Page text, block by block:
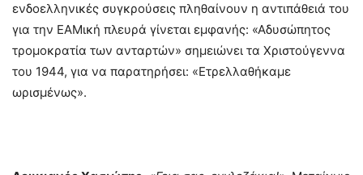
ενδοελληνικές συγκρούσεις πληθαίνουν η αντιπάθειά του
για την ΕΑΜική πλευρά γίνεται εμφανής: «Αδυσώπητος
τρομοκρατία των ανταρτών» σημειώνει τα Χριστούγεννα
του 1944, για να παρατηρήσει: «Ετρελλαθήκαμε
ωρισμένως».